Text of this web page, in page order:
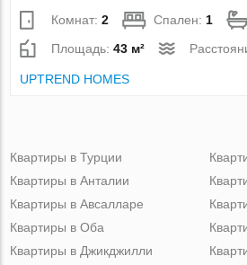
Комнат:2 Спален: 1
Площадь:43 м²
UPTREND HOMES
Квартиры в Турции
Квартиры в Анталии
Квартиры в Авсалларе
Квартиры в Оба
Квартиры в Джикджилли